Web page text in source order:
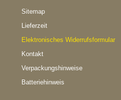
Sitemap
Lieferzeit
Elektronisches Widerrufsformular
Kontakt
Verpackungshinweise
Batteriehinweis